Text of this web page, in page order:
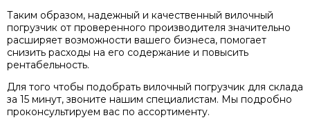
Таким образом, надежный и качественный вилочный
погрузчик от проверенного производителя значительно
расширяет возможности вашего бизнеса, помогает
снизить расходы на его содержание и повысить
рентабельность.
Для того чтобы подобрать вилочный погрузчик для склада
за 15 минут, звоните нашим специалистам. Мы подробно
проконсультируем вас по ассортименту.